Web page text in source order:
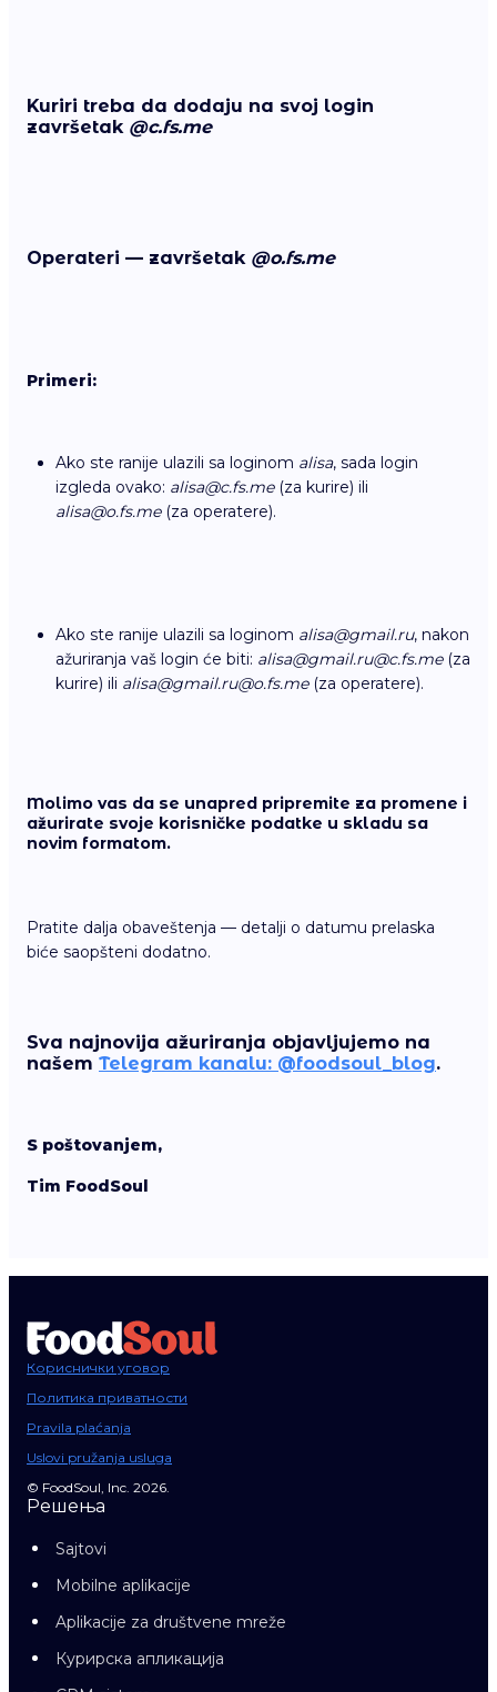
Kuriri treba da dodaju na svoj login
završetak @c.fs.me
Operateri — završetak @o.fs.me
Primeri:
Ako ste ranije ulazili sa loginom alisa, sada login
izgleda ovako: alisa@c.fs.me(za kurire) ili
alisa@o.fs.me(za operatere).
Ako ste ranije ulazili sa loginom alisa@gmail.ru, nakon
ažuriranja vaš login će biti: alisa@gmail.ru@c.fs.me(za
kurire) ili alisa@gmail.ru@o.fs.me(za operatere).
Molimo vas da se unapred pripremite za promene i
ažurirate svoje korisničke podatke u skladu sa
novim formatom.
Pratite dalja obaveštenja — detalji o datumu prelaska
biće saopšteni dodatno.
Sva najnovija ažuriranja objavljujemo na
našem Telegram kanalu: @foodsoul_blog.
S poštovanjem,
Tim FoodSoul
Кориснички уговор
Политика приватности
Pravila plaćanja
Uslovi pružanja usluga
© FoodSoul, Inc. 2026.
Решења
Sajtovi
Mobilne aplikacije
Aplikacije za društvene mreže
Курирска апликација